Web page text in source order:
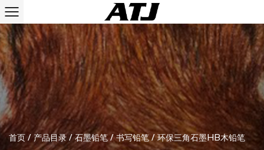
首页 / 产品目录 /石墨铅笔/书写铅笔/环保三角石墨HB木铅笔